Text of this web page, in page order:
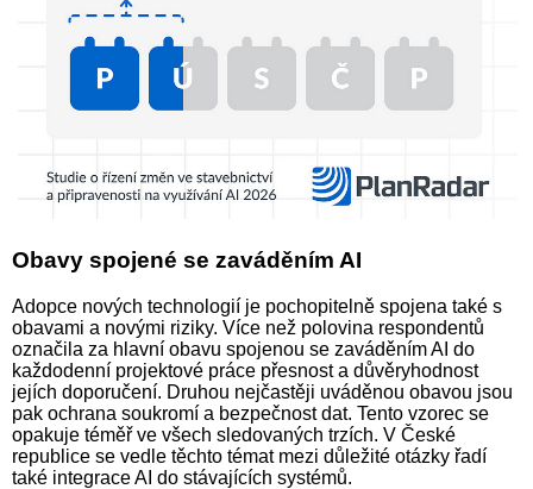
Obavy spojené se zaváděním AI
Adopce nových technologií je pochopitelně spojena také s
obavami a novými riziky. Více než polovina respondentů
označila za hlavní obavu spojenou se zaváděním AI do
každodenní projektové práce přesnost a důvěryhodnost
jejích doporučení. Druhou nejčastěji uváděnou obavou jsou
pak ochrana soukromí a bezpečnost dat. Tento vzorec se
opakuje téměř ve všech sledovaných trzích. V České
republice se vedle těchto témat mezi důležité otázky řadí
také integrace AI do stávajících systémů.